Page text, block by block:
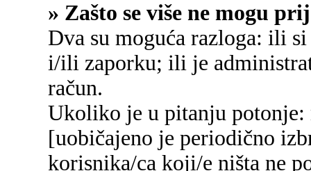
» Zašto se više ne mogu
Dva su moguća razloga: ili
i/ili zaporku; ili je
račun.
Ukoliko je u pitanju potonje:
[uobičajeno je periodično
korisnika/ca koji/e ništa ne